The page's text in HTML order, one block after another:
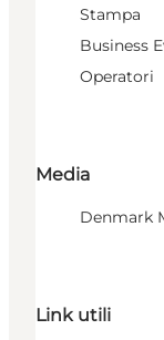
Stampa
Business
Operatori
Media
Denmark
Link utili